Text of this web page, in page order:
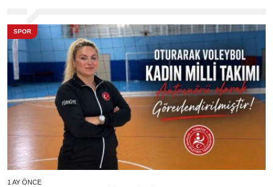
SPOR
1 AY ÖNCE